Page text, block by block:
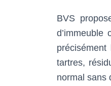
BVS
d’immeuble
tartres,
normal sans